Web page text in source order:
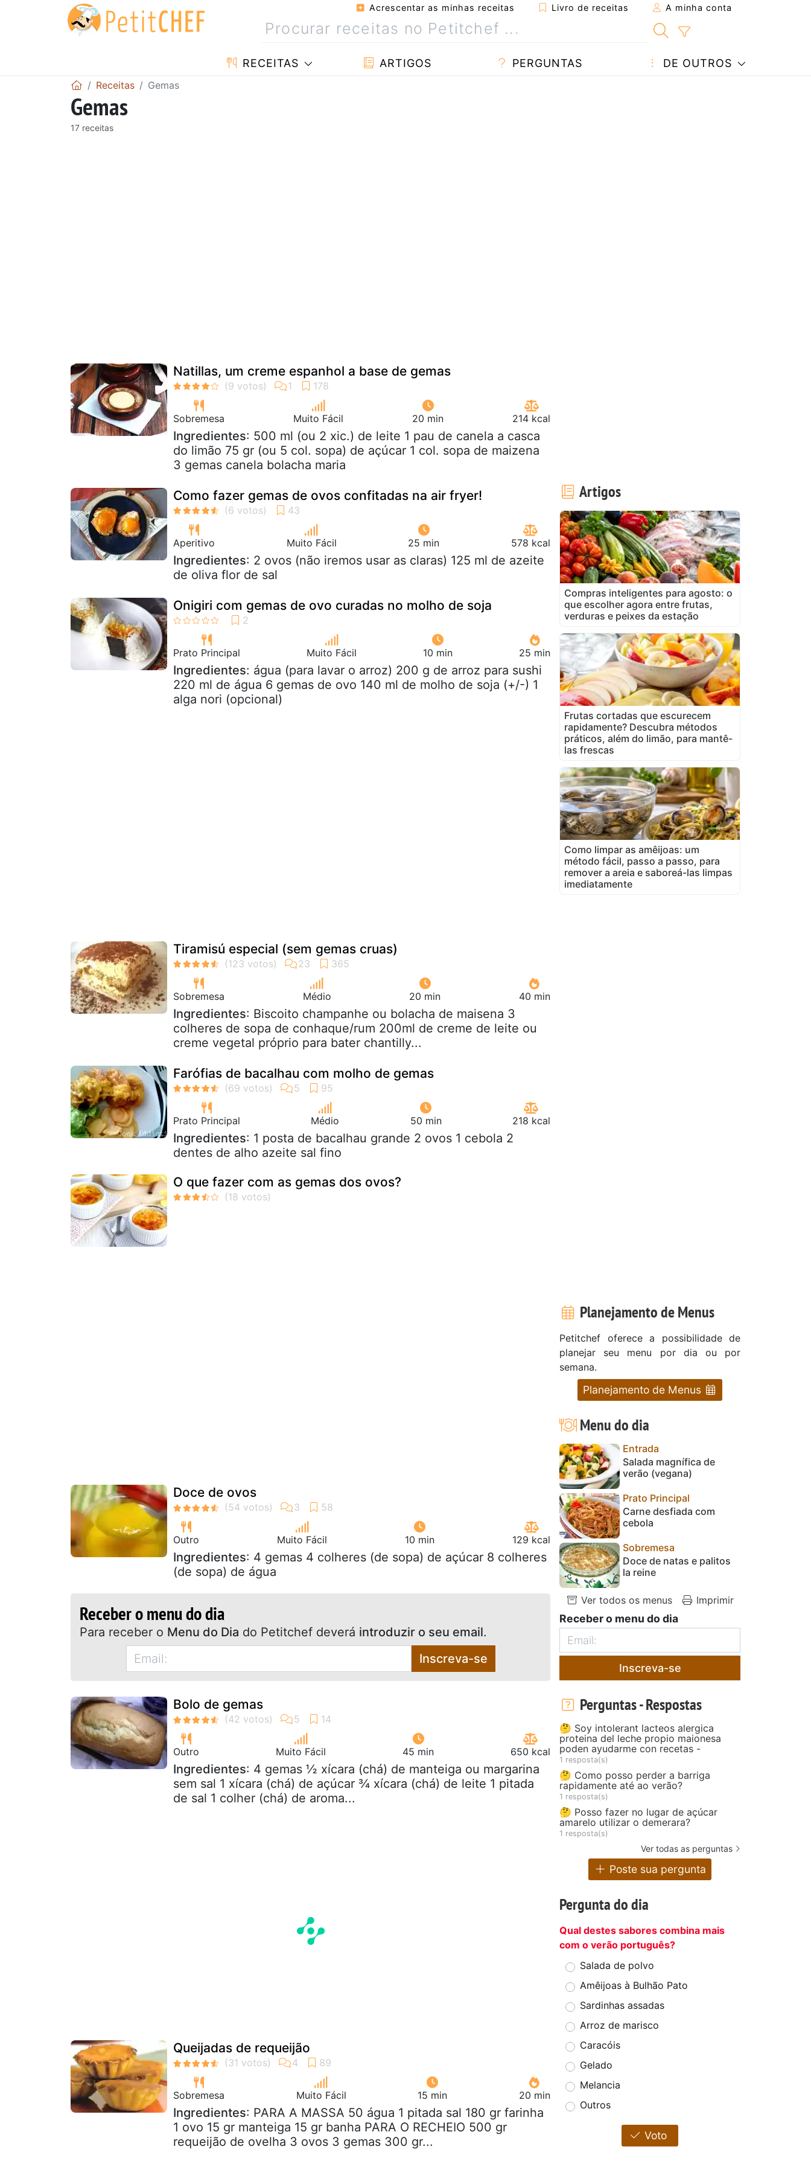
Acrescentar as minhas receitas Livro de receitas A minha conta
RECEITAS ARTIGOS PERGUNTAS DE OUTROS
Receitas Gemas
Gemas
17 receitas
Natillas, um creme espanhol a base de gemas
Sobremesa Muito Fácil 20 min 214 kcal
Ingredientes: 500 ml (ou 2 xic.) de leite 1 pau de canela a casca
do limão 75 gr (ou 5 col. sopa) de açúcar 1 col. sopa de maizena
3 gemas canela bolacha maria
Como fazer gemas de ovos confitadas na air fryer!
Aperitivo Muito Fácil 25 min 578 kcal
Ingredientes: 2 ovos (não iremos usar as claras) 125 ml de azeite
de oliva flor de sal
Onigiri com gemas de ovo curadas no molho de soja
Prato Principal Muito Fácil 10 min 25 min
Ingredientes: água (para lavar o arroz) 200 g de arroz para sushi
220 ml de água 6 gemas de ovo 140 ml de molho de soja (+/-) 1
alga nori (opcional)
Tiramisú especial (sem gemas cruas)
Sobremesa Médio 20 min 40 min
Ingredientes: Biscoito champanhe ou bolacha de maisena 3
colheres de sopa de conhaque/rum 200ml de creme de leite ou
creme vegetal próprio para bater chantilly...
Farófias de bacalhau com molho de gemas
Prato Principal Médio 50 min 218 kcal
Ingredientes: 1 posta de bacalhau grande 2 ovos 1 cebola 2
dentes de alho azeite sal fino
O que fazer com as gemas dos ovos?
Doce de ovos
Outro Muito Fácil 10 min 129 kcal
Ingredientes: 4 gemas 4 colheres (de sopa) de açúcar 8 colheres
(de sopa) de água
Receber o menu do dia
Para receber o Menu do Dia do Petitchef deverá introduzir o seu email.
Inscreva-se
Bolo de gemas
Outro Muito Fácil 45 min 650 kcal
Ingredientes: 4 gemas ½ xícara (chá) de manteiga ou margarina
sem sal 1 xícara (chá) de açúcar ¾ xícara (chá) de leite 1 pitada
de sal 1 colher (chá) de aroma...
Queijadas de requeijão
Sobremesa Muito Fácil 15 min 20 min
Ingredientes: PARA A MASSA 50 água 1 pitada sal 180 gr farinha
1 ovo 15 gr manteiga 15 gr banha PARA O RECHEIO 500 gr
requeijão de ovelha 3 ovos 3 gemas 300 gr...
Artigos
Compras inteligentes para agosto: o
que escolher agora entre frutas,
verduras e peixes da estação
Frutas cortadas que escurecem
rapidamente? Descubra métodos
práticos, além do limão, para mantê-
las frescas
Como limpar as amêijoas: um
método fácil, passo a passo, para
remover a areia e saboreá-las limpas
imediatamente
Planejamento de Menus
Petitchef oferece a possibilidade de
planejar seu menu por dia ou por
semana.
Planejamento de Menus
Menu do dia
Entrada
Salada magnífica de
verão (vegana)
Prato Principal
Carne desfiada com
cebola
Sobremesa
Doce de natas e palitos
la reine
Ver todos os menus Imprimir
Receber o menu do dia
Inscreva-se
Perguntas - Respostas
🤔 Soy intolerant lacteos alergica
proteina del leche propio maionesa
poden ayudarme con recetas -
1 resposta(s)
🤔 Como posso perder a barriga
rapidamente até ao verão?
1 resposta(s)
🤔 Posso fazer no lugar de açúcar
amarelo utilizar o demerara?
1 resposta(s)
Ver todas as perguntas
Poste sua pergunta
Pergunta do dia
Qual destes sabores combina mais
com o verão português?
Salada de polvo
Amêijoas à Bulhão Pato
Sardinhas assadas
Arroz de marisco
Caracóis
Gelado
Melancia
Outros
Voto